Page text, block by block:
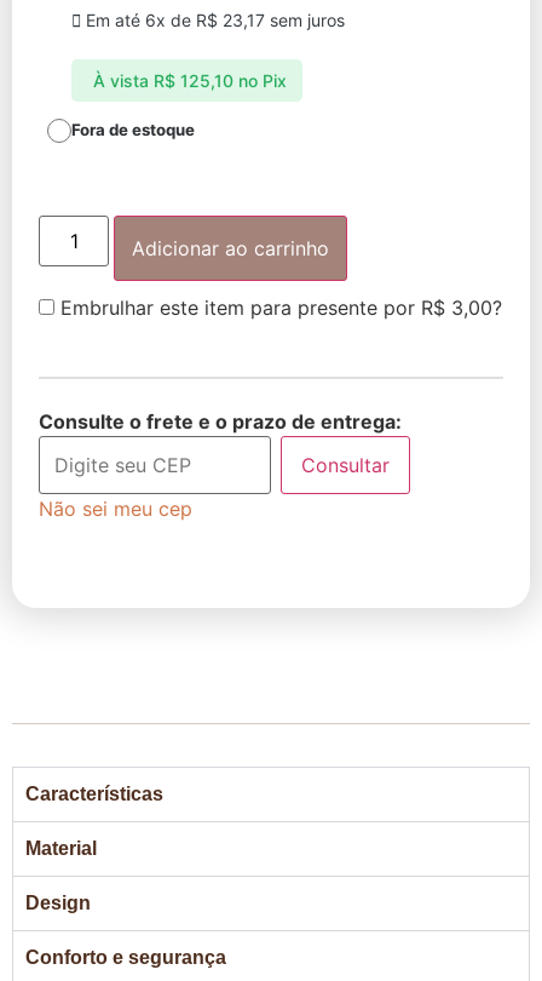
Em até 6x de R$ 23,17 sem juros
À vista R$125,10 no Pix
Fora de estoque
Adicionar ao carrinho
Embrulhar este item para presente por R$ 3,00?
Consulte o frete e o prazo de entrega:
Consultar
Não sei meu cep
Características
Material
Design
Conforto e segurança